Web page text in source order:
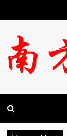
至